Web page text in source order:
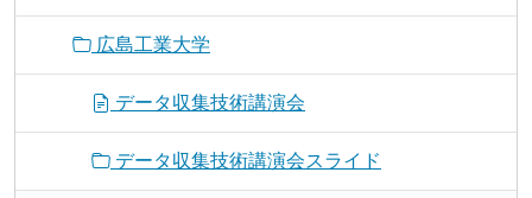
広島工業大学
データ収集技術講演会
データ収集技術講演会スライド